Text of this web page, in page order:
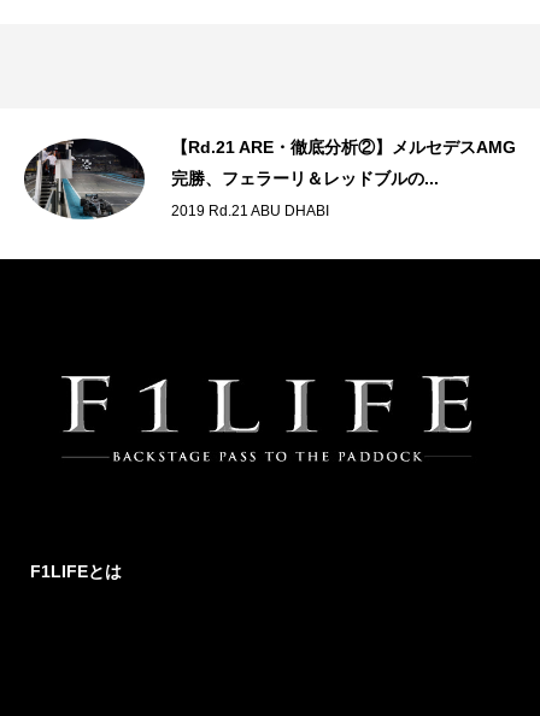
【Rd.21 ARE・徹底分析②】メルセデスAMG
完勝、フェラーリ＆レッドブルの...
2019 Rd.21 ABU DHABI
F1LIFEとは